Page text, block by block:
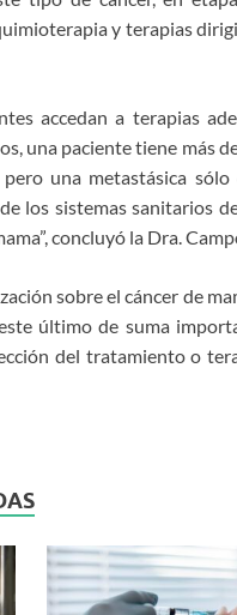
y terapias
accedan a terapias
una paciente tiene más
pero una metastásica
los sistemas sanitarios
concluyó la Dra.
sobre el cáncer de
último de suma
del tratamiento o